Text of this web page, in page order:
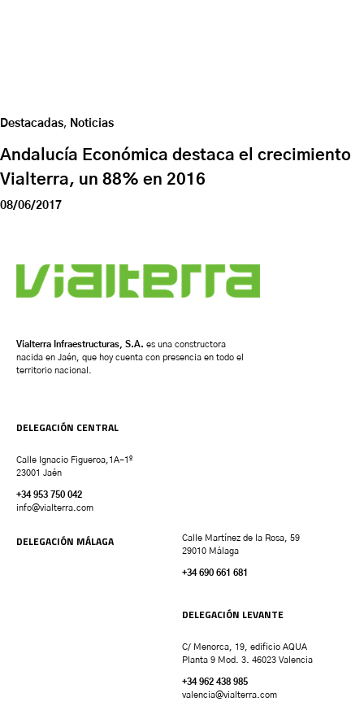
Destacadas, Noticias
Andalucía Económica destaca el crecimiento
Vialterra, un 88% en 2016
08/06/2017
Vialterra Infraestructuras, S.A. es una constructora
nacida en Jaén, que hoy cuenta con presencia en todo el
territorio nacional.
DELEGACIÓN CENTRAL
Calle Ignacio Figueroa,1A-1º
23001 Jaén
+34 953 750 042
info@vialterra.com
DELEGACIÓN MÁLAGA
Calle Martínez de la Rosa, 59
29010 Málaga
+34 690 661 681
DELEGACIÓN LEVANTE
C/ Menorca, 19, edificio AQUA
Planta 9 Mod. 3. 46023 Valencia
+34 962 438 985
valencia@vialterra.com